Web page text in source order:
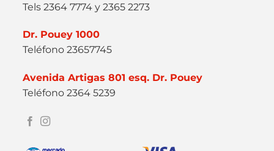
Tels 2364 7774 y 2365 2273
Dr. Pouey 1000
Teléfono 23657745
Avenida Artigas 801 esq. Dr. Pouey
Teléfono 2364 5239